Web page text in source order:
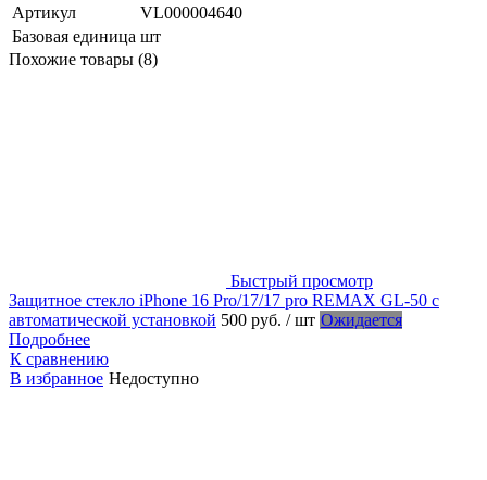
Артикул
VL000004640
Базовая единица шт
Похожие товары (8)
Быстрый просмотр
Защитное стекло iPhone 16 Pro/17/17 pro REMAX GL-50 с
автоматической установкой 500 руб. / шт Ожидается
Подробнее
К сравнению
В избранное Недоступно